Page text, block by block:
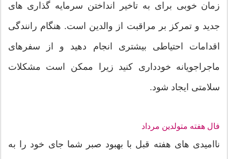
زمان خوبی برای به تاخیر انداختن سرمایه گذاری های
جدید و تمرکز بر مراقبت از والدین است. هنگام رانندگی
اقدامات احتیاطی بیشتری انجام دهید و از سفرهای
ماجراجویانه خودداری کنید زیرا ممکن است مشکلات
سلامتی ایجاد شود.
فال هفته متولدین مرداد
ناامیدی های هفته قبل با بهبود صبر شما جای خود را به